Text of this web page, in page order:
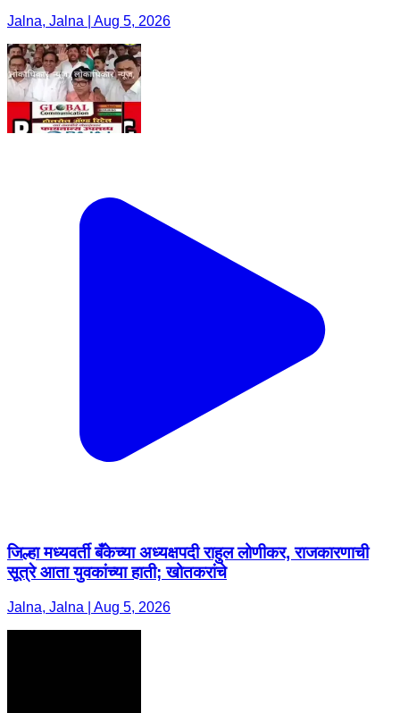
Jalna, Jalna | Aug 5, 2026
जिल्हा मध्यवर्ती बँकेच्या अध्यक्षपदी राहुल लोणीकर, राजकारणाची
सूत्रे आता युवकांच्या हाती; खोतकरांचे
Jalna, Jalna | Aug 5, 2026